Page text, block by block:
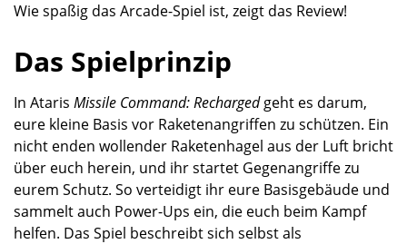
Wie spaßig das Arcade-Spiel ist, zeigt das Review!
Das Spielprinzip
In Ataris Missile Command: Rechargedgeht es darum,
eure kleine Basis vor Raketenangriffen zu schützen. Ein
nicht enden wollender Raketenhagel aus der Luft bricht
über euch herein, und ihr startet Gegenangriffe zu
eurem Schutz. So verteidigt ihr eure Basisgebäude und
sammelt auch Power-Ups ein, die euch beim Kampf
helfen. Das Spiel beschreibt sich selbst als